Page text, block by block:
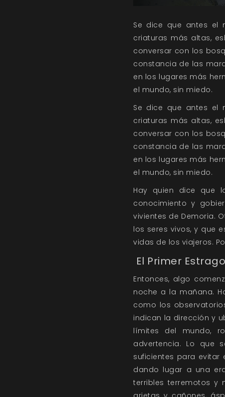
Se dice que antes el
criaturas más altas,
conversar con los
constancia de las
en los lugares más
el mundo, sin miedo.
Se dice que antes el
criaturas más altas,
conversar con los
constancia de las
en los lugares más
el mundo, sin miedo.
Hay quien dice que
conocimiento y
vivientes de Demoria.
los seres vivos, y que
vidas de los viajeros.
El Primer Estrago
Entonces, algo
noche a la mañana.
como los
indican la dirección y
límites del mundo,
advertencia. Lo que
suficientes para evitar
dando lugar a una
terribles terremotos y